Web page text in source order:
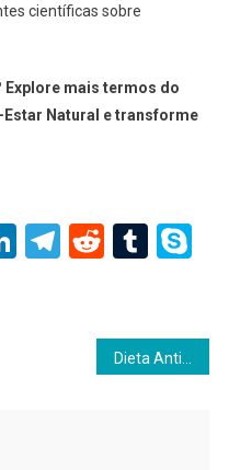
científicas sobre
Explore mais termos do
Natural e transforme
LinkedIn
Telegram
Reddit